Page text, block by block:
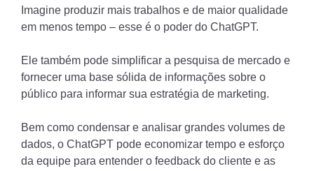
Imagine produzir mais trabalhos e de maior qualidade
em menos tempo – esse é o poder do ChatGPT.
Ele também pode simplificar a pesquisa de mercado e
fornecer uma base sólida de informações sobre o
público para informar sua estratégia de marketing.
Bem como condensar e analisar grandes volumes de
dados, o ChatGPT pode economizar tempo e esforço
da equipe para entender o feedback do cliente e as